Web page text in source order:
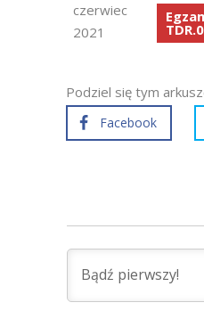
czerwiec
2021
Podziel się tym
Facebook